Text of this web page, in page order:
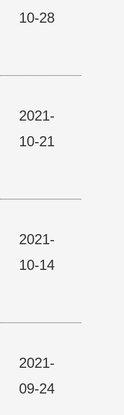
10-28
2021-
10-21
2021-
10-14
2021-
09-24